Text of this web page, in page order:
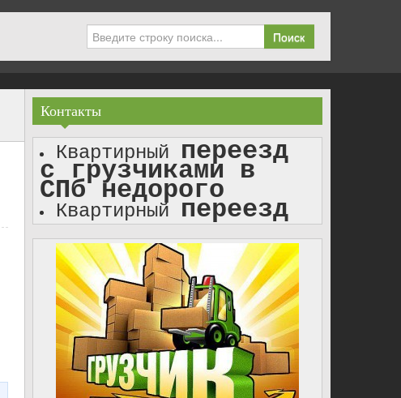
Поиск
Контакты
Квартирный переезд
с грузчиками в
СПб недорого
Квартирный переезд